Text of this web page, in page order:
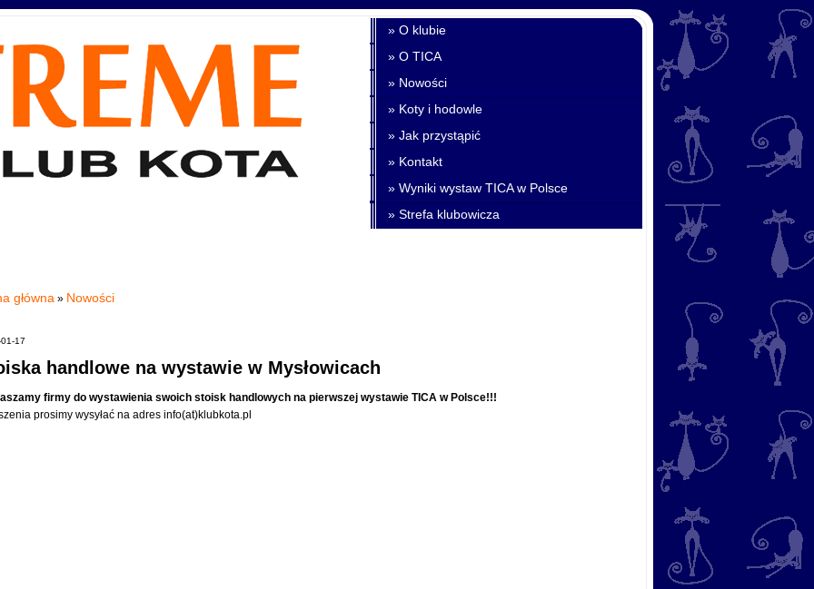
» O klubie
» O TICA
» Nowości
» Koty i hodowle
» Jak przystąpić
» Kontakt
» Wyniki wystaw TICA w Polsce
» Strefa klubowicza
główna » Nowości
17
handlowe na wystawie w Mysłowicach
firmy do wystawienia swoich stoisk handlowych na pierwszej wystawie TICA w Polsce!!!
prosimy wysyłać na adres info(at)klubkota.pl